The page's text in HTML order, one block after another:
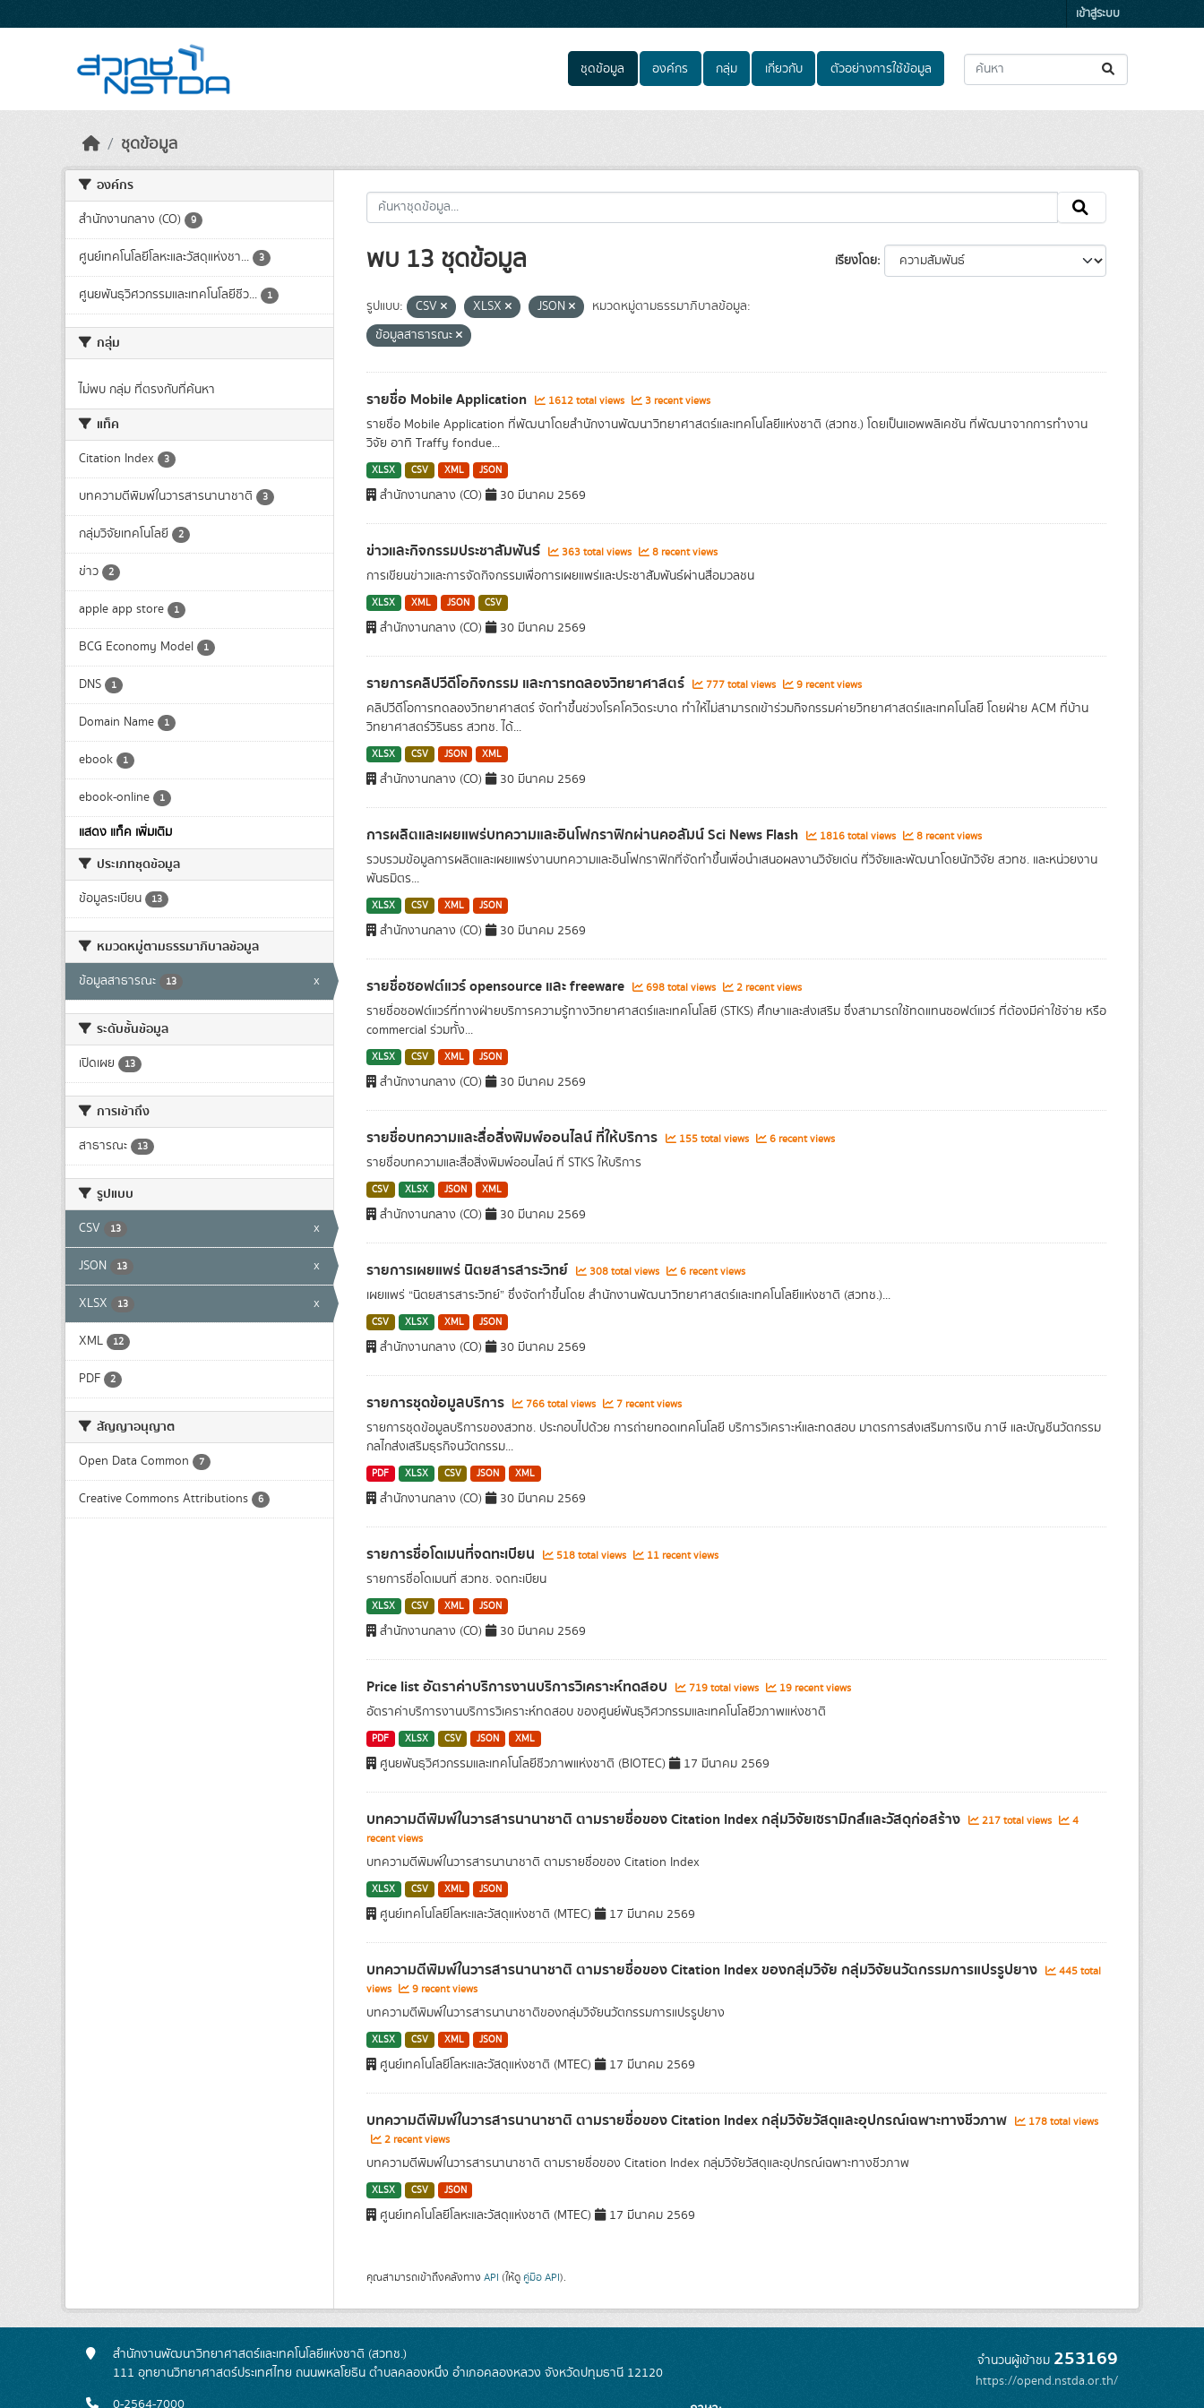
เข้าสู่ระบบ
ชุดข้อมูล องค์กร กลุ่ม เกี่ยวกับ ตัวอย่างการใช้ข้อมูล
ชุดข้อมูล
องค์กร
สำนักงานกลาง (CO) 9
ศูนย์เทคโนโลยีโลหะและวัสดุแห่งชา... 3
ศูนยพันธุวิศวกรรมและเทคโนโลยีชีว... 1
กลุ่ม
ไม่พบ กลุ่ม ที่ตรงกับที่ค้นหา
แท็ค
Citation Index 3
บทความตีพิมพ์ในวารสารนานาชาติ 3
กลุ่มวิจัยเทคโนโลยี 2
ข่าว 2
apple app store 1
BCG Economy Model 1
DNS 1
Domain Name 1
ebook 1
ebook-online 1
แสดง แท็ค เพิ่มเติม
ประเภทชุดข้อมูล
ข้อมูลระเบียน 13
หมวดหมู่ตามธรรมาภิบาลข้อมูล
ข้อมูลสาธารณะ 13 x
ระดับชั้นข้อมูล
เปิดเผย 13
การเข้าถึง
สาธารณะ 13
รูปแบบ
CSV 13 x
JSON 13 x
XLSX 13 x
XML 12
PDF 2
สัญญาอนุญาต
Open Data Common 7
Creative Commons Attributions 6
เรียงโดย
พบ 13 ชุดข้อมูล
รูปแบบ: CSV XLSX JSON
หมวดหมู่ตามธรรมาภิบาลข้อมูล:
ข้อมูลสาธารณะ
รายชื่อ Mobile Application 1612 total views 3 recent views
รายชื่อ Mobile Application ที่พัฒนาโดยสำนักงานพัฒนาวิทยาศาสตร์และเทคโนโลยีแห่งชาติ (สวทช.) โดยเป็นแอพพลิเคชัน ที่พัฒนาจากการทำงาน
วิจัย อาทิ Traffy fondue...
XLSX CSV XML JSON
สำนักงานกลาง (CO) 30 มีนาคม 2569
ข่าวและกิจกรรมประชาสัมพันธ์ 363 total views 8 recent views
การเขียนข่าวและการจัดกิจกรรมเพื่อการเผยแพร่และประชาสัมพันธ์ผ่านสื่อมวลชน
XLSX XML JSON CSV
สำนักงานกลาง (CO) 30 มีนาคม 2569
รายการคลิปวีดีโอกิจกรรม และการทดลองวิทยาศาสตร์ 777 total views 9 recent views
คลิปวีดีโอการทดลองวิทยาศาสตร์ จัดทำขึ้นช่วงโรคโควิดระบาด ทำให้ไม่สามารถเข้าร่วมกิจกรรมค่ายวิทยาศาสตร์และเทคโนโลยี โดยฝ่าย ACM ที่บ้าน
วิทยาศาสตร์วิรินธร สวทช. ได้...
XLSX CSV JSON XML
สำนักงานกลาง (CO) 30 มีนาคม 2569
การผลิตและเผยแพร่บทความและอินโฟกราฟิกผ่านคอลัมน์ Sci News Flash 1816 total views 8 recent views
รวบรวมข้อมูลการผลิตและเผยแพร่งานบทความและอินโฟกราฟิกที่จัดทำขึ้นเพื่อนำเสนอผลงานวิจัยเด่น ที่วิจัยและพัฒนาโดยนักวิจัย สวทช. และหน่วยงาน
พันธมิตร...
XLSX CSV XML JSON
สำนักงานกลาง (CO) 30 มีนาคม 2569
รายชื่อซอฟต์แวร์ opensource และ freeware 698 total views 2 recent views
รายชื่อซอฟต์แวร์ที่ทางฝ่ายบริการความรู้ทางวิทยาศาสตร์และเทคโนโลยี (STKS) ศึกษาและส่งเสริม ซึ่งสามารถใช้ทดแทนซอฟต์แวร์ ที่ต้องมีค่าใช้จ่าย หรือ
commercial ร่วมทั้ง...
XLSX CSV XML JSON
สำนักงานกลาง (CO) 30 มีนาคม 2569
รายชื่อบทความและสื่อสิ่งพิมพ์ออนไลน์ ที่ให้บริการ 155 total views 6 recent views
รายชื่อบทความและสื่อสิ่งพิมพ์ออนไลน์ ที่ STKS ให้บริการ
CSV XLSX JSON XML
สำนักงานกลาง (CO) 30 มีนาคม 2569
รายการเผยแพร่ นิตยสารสาระวิทย์ 308 total views 6 recent views
เผยแพร่ “นิตยสารสาระวิทย์” ซึ่งจัดทำขึ้นโดย สำนักงานพัฒนาวิทยาศาสตร์และเทคโนโลยีแห่งชาติ (สวทช.)...
CSV XLSX XML JSON
สำนักงานกลาง (CO) 30 มีนาคม 2569
รายการชุดข้อมูลบริการ 766 total views 7 recent views
รายการชุดข้อมูลบริการของสวทช. ประกอบไปด้วย การถ่ายทอดเทคโนโลยี บริการวิเคราะห์และทดสอบ มาตรการส่งเสริมการเงิน ภาษี และบัญชีนวัตกรรม
กลไกส่งเสริมธุรกิจนวัตกรรม...
PDF XLSX CSV JSON XML
สำนักงานกลาง (CO) 30 มีนาคม 2569
รายการชื่อโดเมนที่จดทะเบียน 518 total views 11 recent views
รายการชื่อโดเมนที่ สวทช. จดทะเบียน
XLSX CSV XML JSON
สำนักงานกลาง (CO) 30 มีนาคม 2569
Price list อัตราค่าบริการงานบริการวิเคราะห์ทดสอบ 719 total views 19 recent views
อัตราค่าบริการงานบริการวิเคราะห์ทดสอบ ของศูนย์พันธุวิศวกรรมและเทคโนโลยีวภาพแห่งชาติ
PDF XLSX CSV JSON XML
ศูนยพันธุวิศวกรรมและเทคโนโลยีชีวภาพแห่งชาติ (BIOTEC) 17 มีนาคม 2569
บทความตีพิมพ์ในวารสารนานาชาติ ตามรายชื่อของ Citation Index กลุ่มวิจัยเซรามิกส์และวัสดุก่อสร้าง 217 total views
4
recent views
บทความตีพิมพ์ในวารสารนานาชาติ ตามรายชื่อของ Citation Index
XLSX CSV XML JSON
ศูนย์เทคโนโลยีโลหะและวัสดุแห่งชาติ (MTEC) 17 มีนาคม 2569
บทความตีพิมพ์ในวารสารนานาชาติ ตามรายชื่อของ Citation Index ของกลุ่มวิจัย กลุ่มวิจัยนวัตกรรมการแปรรูปยาง
445 total
views
9 recent views
บทความตีพิมพ์ในวารสารนานาชาติของกลุ่มวิจัยนวัตกรรมการแปรรูปยาง
XLSX CSV XML JSON
ศูนย์เทคโนโลยีโลหะและวัสดุแห่งชาติ (MTEC) 17 มีนาคม 2569
บทความตีพิมพ์ในวารสารนานาชาติ ตามรายชื่อของ Citation Index กลุ่มวิจัยวัสดุและอุปกรณ์เฉพาะทางชีวภาพ
178 total views
2 recent views
บทความตีพิมพ์ในวารสารนานาชาติ ตามรายชื่อของ Citation Index กลุ่มวิจัยวัสดุและอุปกรณ์เฉพาะทางชีวภาพ
XLSX CSV JSON
ศูนย์เทคโนโลยีโลหะและวัสดุแห่งชาติ (MTEC) 17 มีนาคม 2569
คุณสามารถเข้าถึงคลังทาง API (ให้ดู คู่มือ API).
สำนักงานพัฒนาวิทยาศาสตร์และเทคโนโลยีแห่งชาติ (สวทช.)
111 อุทยานวิทยาศาสตร์ประเทศไทย ถนนพหลโยธิน ตำบลคลองหนึ่ง อำเภอคลองหลวง จังหวัดปทุมธานี 12120
0-2564-7000
จำนวนผู้เข้าชม 253169
https://opend.nstda.or.th/